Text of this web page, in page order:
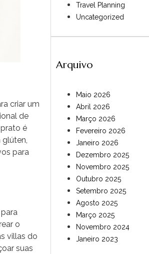
criar um
de
é
glúten,
para
o
villas do
suas
Travel Planning
Uncategorized
Arquivo
Maio 2026
Abril 2026
Março 2026
Fevereiro 2026
Janeiro 2026
Dezembro 2025
Novembro 2025
Outubro 2025
Setembro 2025
Agosto 2025
Março 2025
Novembro 2024
Janeiro 2023